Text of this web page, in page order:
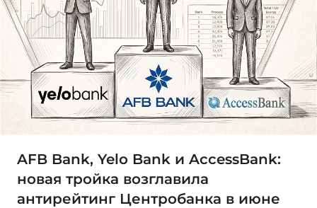
AFB Bank, Yelo Bank и AccessBank:
новая тройка возглавила
антирейтинг Центробанка в июне